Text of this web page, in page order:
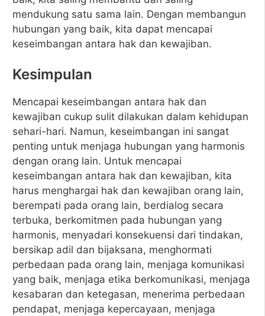
mendukung satu sama lain. Dengan membangun
hubungan yang baik, kita dapat mencapai
keseimbangan antara hak dan kewajiban.
Kesimpulan
Mencapai keseimbangan antara hak dan
kewajiban cukup sulit dilakukan dalam kehidupan
sehari-hari. Namun, keseimbangan ini sangat
penting untuk menjaga hubungan yang harmonis
dengan orang lain. Untuk mencapai
keseimbangan antara hak dan kewajiban, kita
harus menghargai hak dan kewajiban orang lain,
berempati pada orang lain, berdialog secara
terbuka, berkomitmen pada hubungan yang
harmonis, menyadari konsekuensi dari tindakan,
bersikap adil dan bijaksana, menghormati
perbedaan pada orang lain, menjaga komunikasi
yang baik, menjaga etika berkomunikasi, menjaga
kesabaran dan ketegasan, menerima perbedaan
pendapat, menjaga kepercayaan, menjaga